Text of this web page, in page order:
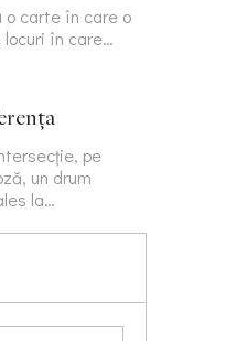
o carte în care o
în care…
pe
un drum
la…